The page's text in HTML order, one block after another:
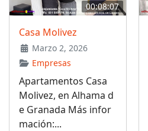
00:08:07
Casa Molivez
Marzo 2, 2026
Empresas
Apartamentos Casa
Molivez, en Alhama d
e Granada Más infor
mación:...